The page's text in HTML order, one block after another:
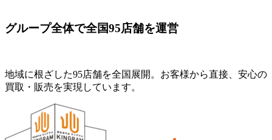
グループ全体で全国95店舗を運営
地域に根ざした95店舗を全国展開。お客様から直接、安心の
買取・販売を実現しています。